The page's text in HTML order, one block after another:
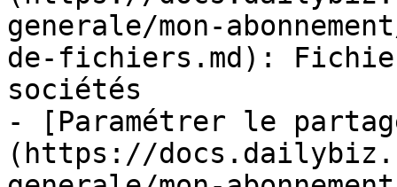
generale/mon-
de-fichiers.md):
sociétés
- [Paramétrer le
(https://